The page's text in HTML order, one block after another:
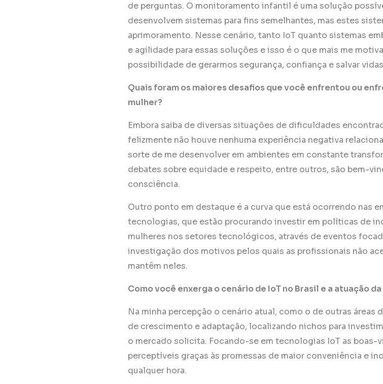
de perguntas. O monitoramento infantil é uma solução
desenvolvem sistemas para fins semelhantes, mas estes
aprimoramento. Nesse cenário, tanto IoT quanto sistemas
e agilidade para essas soluções e isso é o que mais me
possibilidade de gerarmos segurança, confiança e salvar
Quais foram os maiores desafios que você enfrentou ou
mulher?
Embora saiba de diversas situações de dificuldades
felizmente não houve nenhuma experiência negativa
sorte de me desenvolver em ambientes em constante
debates sobre equidade e respeito, entre outros, são bem-
consciência.
Outro ponto em destaque é a curva que está ocorrendo nas
tecnologias, que estão procurando investir em políticas de
mulheres nos setores tecnológicos, através de eventos
investigação dos motivos pelos quais as profissionais não
mantêm neles.
Como você enxerga o cenário de IoT no Brasil e a atuação
Na minha percepção o cenário atual, como o de outras áreas
de crescimento e adaptação, localizando nichos para
o mercado solicita. Focando-se em tecnologias IoT as boas-
perceptíveis graças às promessas de maior conveniência e
qualquer hora.